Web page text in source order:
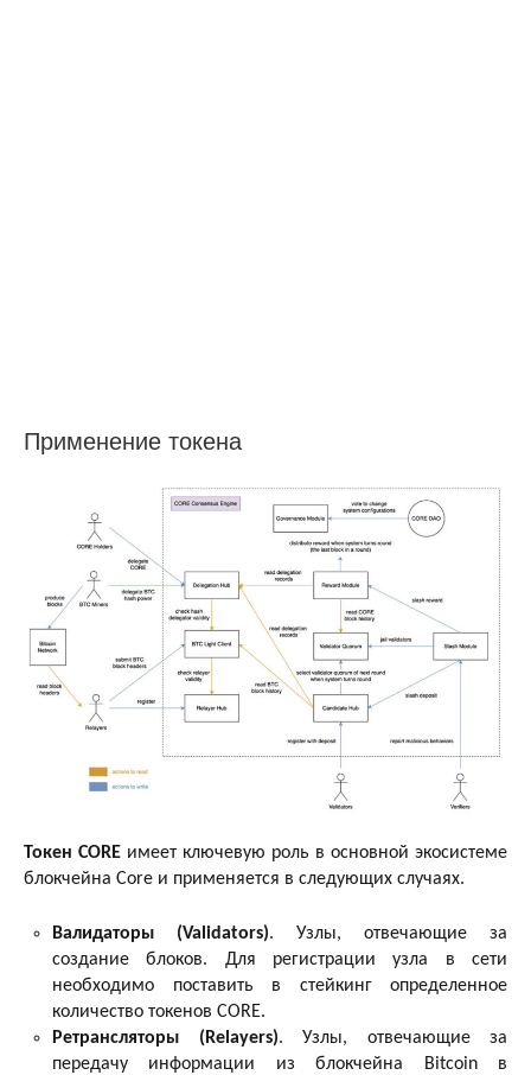
Применение токена
Токен CORE имеет ключевую роль в основной экосистеме
блокчейна Core и применяется в следующих случаях.
Валидаторы (Validators). Узлы, отвечающие за
создание блоков. Для регистрации узла в сети
необходимо поставить в стейкинг определенное
количество токенов CORE.
Ретрансляторы (Relayers). Узлы, отвечающие за
передачу информации из блокчейна Bitcoin в